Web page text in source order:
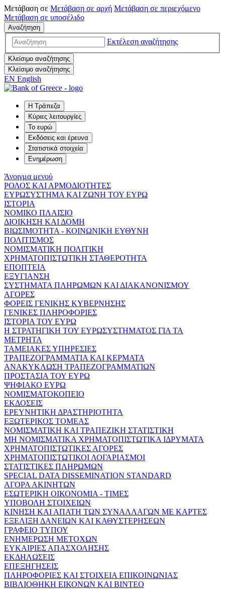
Μετάβαση σε Μετάβαση σε αρχή Μετάβαση σε περιεχόμενο
Μετάβαση σε υποσέλιδο
Αναζήτηση
Εκτέλεση αναζήτησης
Κλείσιμο αναζήτησης
Κλείσιμο αναζήτησης
EN English
Η Τράπεζα
Κύριες λειτουργίες
Το ευρώ
Εκδόσεις και έρευνα
Στατιστικά στοιχεία
Ενημέρωση
Άνοιγμα μενού
ΡΟΛΟΣ ΚΑΙ ΑΡΜΟΔΙΟΤΗΤΕΣ
ΕΥΡΩΣΥΣΤΗΜΑ ΚΑΙ ΖΩΝΗ ΤΟΥ ΕΥΡΩ
ΙΣΤΟΡΙΑ
ΝΟΜΙΚΟ ΠΛΑΙΣΙΟ
ΔΙΟΙΚΗΣΗ ΚΑΙ ΔΟΜΗ
ΒΙΩΣΙΜΟΤΗΤΑ - ΚΟΙΝΩΝΙΚΗ ΕΥΘΥΝΗ
ΠΟΛΙΤΙΣΜΟΣ
ΝΟΜΙΣΜΑΤΙΚΗ ΠΟΛΙΤΙΚΗ
ΧΡΗΜΑΤΟΠΙΣΤΩΤΙΚΗ ΣΤΑΘΕΡΟΤΗΤΑ
ΕΠΟΠΤΕΙΑ
ΕΞΥΓΙΑΝΣΗ
ΣΥΣΤΗΜΑΤΑ ΠΛΗΡΩΜΩΝ ΚΑΙ ΔΙΑΚΑΝΟΝΙΣΜΟΥ
ΑΓΟΡΕΣ
ΦΟΡΕΙΣ ΓΕΝΙΚΗΣ ΚΥΒΕΡΝΗΣΗΣ
ΓΕΝΙΚΕΣ ΠΛΗΡΟΦΟΡΙΕΣ
ΙΣΤΟΡΙΑ ΤΟΥ ΕΥΡΩ
Η ΣΤΡΑΤΗΓΙΚΗ ΤΟΥ ΕΥΡΩΣΥΣΤΗΜΑΤΟΣ ΓΙΑ ΤΑ
ΜΕΤΡΗΤΑ
ΤΑΜΕΙΑΚΕΣ ΥΠΗΡΕΣΙΕΣ
ΤΡΑΠΕΖΟΓΡΑΜΜΑΤΙΑ ΚΑΙ ΚΕΡΜΑΤΑ
ΑΝΑΚΥΚΛΩΣΗ ΤΡΑΠΕΖΟΓΡΑΜΜΑΤΙΩΝ
ΠΡΟΣΤΑΣΙΑ ΤΟΥ ΕΥΡΩ
ΨΗΦΙΑΚΟ ΕΥΡΩ
ΝΟΜΙΣΜΑΤΟΚΟΠΕΙΟ
ΕΚΔΟΣΕΙΣ
ΕΡΕΥΝΗΤΙΚΗ ΔΡΑΣΤΗΡΙΟΤΗΤΑ
ΕΞΩΤΕΡΙΚΟΣ ΤΟΜΕΑΣ
ΝΟΜΙΣΜΑΤΙΚΗ ΚΑΙ ΤΡΑΠΕΖΙΚΗ ΣΤΑΤΙΣΤΙΚΗ
ΜΗ ΝΟΜΙΣΜΑΤΙΚΑ ΧΡΗΜΑΤΟΠΙΣΤΩΤΙΚΑ ΙΔΡΥΜΑΤΑ
ΧΡΗΜΑΤΟΠΙΣΤΩΤΙΚΕΣ ΑΓΟΡΕΣ
ΧΡΗΜΑΤΟΠΙΣΤΩΤΙΚΟΙ ΛΟΓΑΡΙΑΣΜΟΙ
ΣΤΑΤΙΣΤΙΚΕΣ ΠΛΗΡΩΜΩΝ
SPECIAL DATA DISSEMINATION STANDARD
ΑΓΟΡΑ ΑΚΙΝΗΤΩΝ
ΕΣΩΤΕΡΙΚΗ ΟΙΚΟΝΟΜΙΑ - ΤΙΜΕΣ
ΥΠΟΒΟΛΗ ΣΤΟΙΧΕΙΩΝ
ΚΙΝΗΣΗ ΚΑΙ ΑΠΑΤΗ ΤΩΝ ΣΥΝΑΛΛΑΓΩΝ ΜΕ ΚΑΡΤΕΣ
ΕΞΕΛΙΞΗ ΔΑΝΕΙΩΝ ΚΑΙ ΚΑΘΥΣΤΕΡΗΣΕΩΝ
ΓΡΑΦΕΙΟ ΤΥΠΟΥ
ΕΝΗΜΕΡΩΣΗ ΜΕΤΟΧΩΝ
ΕΥΚΑΙΡΙΕΣ ΑΠΑΣΧΟΛΗΣΗΣ
ΕΚΔΗΛΩΣΕΙΣ
ΕΠΕΞΗΓΗΣΕΙΣ
ΠΛΗΡΟΦΟΡΙΕΣ ΚΑΙ ΣΤΟΙΧΕΙΑ ΕΠΙΚΟΙΝΩΝΙΑΣ
ΒΙΒΛΙΟΘΗΚΗ ΕΙΚΟΝΩΝ ΚΑΙ ΒΙΝΤΕΟ